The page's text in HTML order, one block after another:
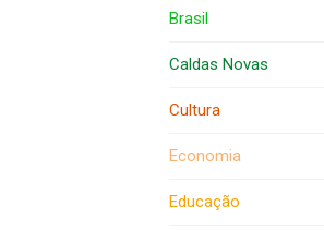
Brasil
Caldas Novas
Cultura
Economia
Educação